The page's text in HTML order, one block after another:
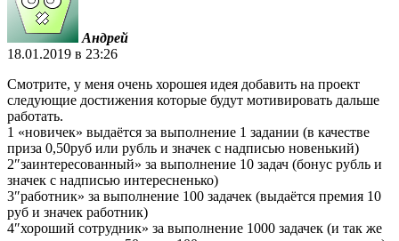
Андрей
18.01.2019 в 23:26
Смотрите, у меня очень хорошея идея добавить на проект
следующие достижения которые будут мотивировать дальше
работать.
1 «новичек» выдаётся за выполнение 1 задании (в качестве
приза 0,50руб или рубль и значек с надписью новенький)
2″заинтересованный» за выполнение 10 задач (бонус рубль и
значек с надписью интересненько)
3″работник» за выполнение 100 задачек (выдаётся премия 10
руб и значек работник)
4″хороший сотрудник» за выполнение 1000 задачек (и так же